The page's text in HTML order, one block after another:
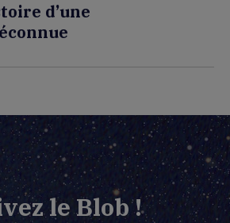
d’une
le Blob !